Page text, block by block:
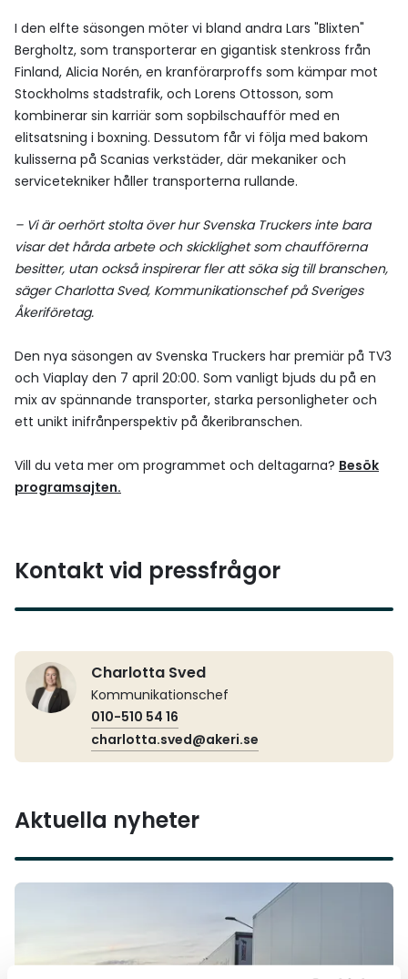
I den elfte säsongen möter vi bland andra Lars "Blixten"
Bergholtz, som transporterar en gigantisk stenkross från
Finland, Alicia Norén, en kranförarproffs som kämpar mot
Stockholms stadstrafik, och Lorens Ottosson, som
kombinerar sin karriär som sopbilschaufför med en
elitsatsning i boxning. Dessutom får vi följa med bakom
kulisserna på Scanias verkstäder, där mekaniker och
servicetekniker håller transporterna rullande.
– Vi är oerhört stolta över hur Svenska Truckers inte bara
visar det hårda arbete och skicklighet som chaufförerna
besitter, utan också inspirerar fler att söka sig till branschen,
säger Charlotta Sved, Kommunikationschef på Sveriges
Åkeriföretag.
Den nya säsongen av Svenska Truckers har premiär på TV3
och Viaplay den 7 april 20:00. Som vanligt bjuds du på en
mix av spännande transporter, starka personligheter och
ett unikt inifrånperspektiv på åkeribranschen.
Vill du veta mer om programmet och deltagarna? Besök
programsajten.
Kontakt vid pressfrågor
Charlotta Sved
Kommunikationschef
010-510 54 16
charlotta.sved@akeri.se
Aktuella nyheter
Läs mer